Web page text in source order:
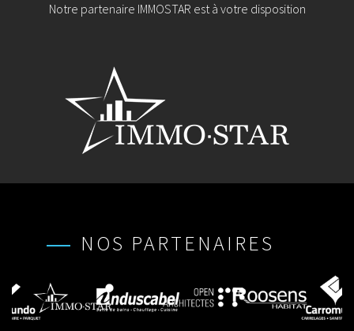
Notre partenaire IMMOSTAR est à votre disposition
NOS PARTENAIRES